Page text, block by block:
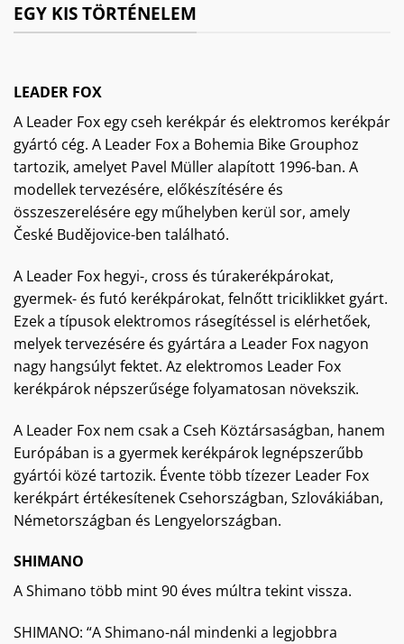
EGY KIS TÖRTÉNELEM
LEADER FOX
A Leader Fox egy cseh kerékpár és elektromos kerékpár
gyártó cég. A Leader Fox a Bohemia Bike Grouphoz
tartozik, amelyet Pavel Müller alapított 1996-ban. A
modellek tervezésére, előkészítésére és
összeszerelésére egy műhelyben kerül sor, amely
České Budějovice-ben található.
A Leader Fox hegyi-, cross és túrakerékpárokat,
gyermek- és futó kerékpárokat, felnőtt triciklikket gyárt.
Ezek a típusok elektromos rásegítéssel is elérhetőek,
melyek tervezésére és gyártára a Leader Fox nagyon
nagy hangsúlyt fektet. Az elektromos Leader Fox
kerékpárok népszerűsége folyamatosan növekszik.
A Leader Fox nem csak a Cseh Köztársaságban, hanem
Európában is a gyermek kerékpárok legnépszerűbb
gyártói közé tartozik. Évente több tízezer Leader Fox
kerékpárt értékesítenek Csehországban, Szlovákiában,
Németországban és Lengyelországban.
SHIMANO
A Shimano több mint 90 éves múltra tekint vissza.
SHIMANO: “A Shimano-nál mindenki a legjobbra